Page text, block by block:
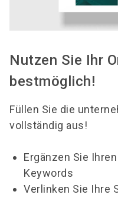
angezeigt.
– z. B.
Bildmaterial,
Wählen Sie ein
oder schalten Sie
Weisen Sie den
Produktgruppen zu
Speichern Sie Ihre
übernommen
Nutzen Sie Ihr
bestmöglich!
Füllen Sie die
vollständig aus!
Ergänzen Sie
Keywords
Verlinken Sie Ihre